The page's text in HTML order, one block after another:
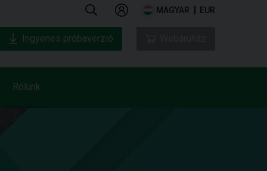
MAGYAR EUR
Rólunk
Ingyenes próbaverzió